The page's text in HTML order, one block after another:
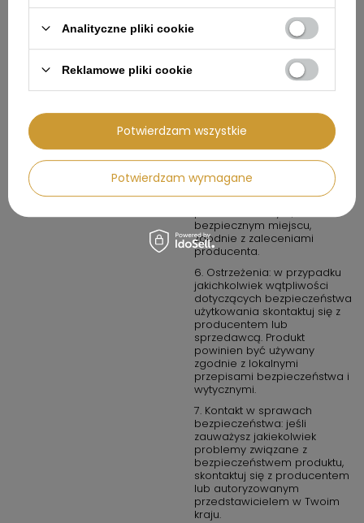
4. W przypadku produktów
chemicznych lub
niebezpiecznych: przechowuj
w miejscach dobrze
źródeł ognia.
5. Konserwacja i
przechowywanie: regularnie
sprawdzaj produkt pod
kątem zużycia lub uszkodzeń.
Nie używaj produktu, jeśli jest
uszkodzony. Przechowuj
bezpiecznym miejscu,
zgodnie z zaleceniami
producenta.
6. Ostrzeżenia: w przypadku
jakichkolwiek wątpliwości
dotyczących bezpieczeństwa
użytkowania skontaktuj się z
producentem lub
sprzedawcą. Produkt
powinien być używany
zgodnie z lokalnymi
przepisami bezpieczeństwa i
wytycznymi.
7. Kontakt w sprawach
bezpieczeństwa: jeśli
zauważysz jakiekolwiek
problemy związane z
bezpieczeństwem produktu,
skontaktuj się z producentem
lub autoryzowanym
przedstawicielem w Twoim
kraju.
Analityczne pliki cookie
Reklamowe pliki cookie
Potwierdzam wymagane
Potwierdzam wszystkie